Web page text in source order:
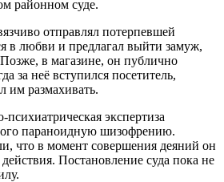
районном суде.
отправлял потерпевшей
в любви и предлагал выйти замуж,
в магазине, он публично
за неё вступился посетитель,
им размахивать.
экспертиза
параноидную шизофрению.
что в момент совершения деяний он
Постановление суда пока не